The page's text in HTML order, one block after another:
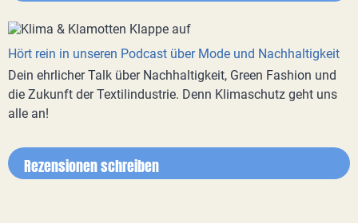
Hört rein in unseren Podcast über Mode und Nachhaltigkeit
Dein ehrlicher Talk über Nachhaltigkeit, Green Fashion und
die Zukunft der Textilindustrie. Denn Klimaschutz geht uns
alle an!
Rezensionen schreiben